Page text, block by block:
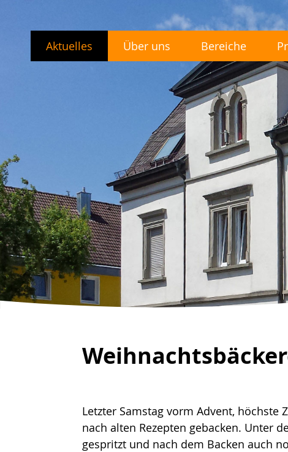
Aktuelles Über uns Bereiche
Letzter Samstag vorm Advent, höchste
nach alten Rezepten gebacken. Unter
gespritzt und nach dem Backen auch